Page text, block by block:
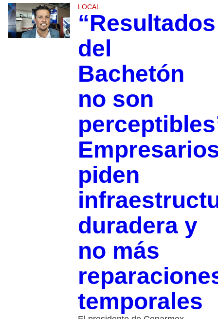
LOCAL
“Resultados
del
Bachetón
no son
piden
duradera y
no más
temporales